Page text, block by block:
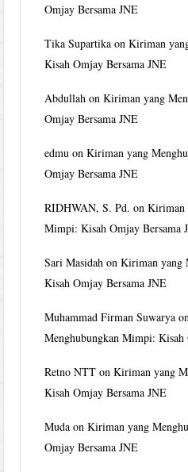
Omjay Bersama JNE
Tika Supartika onKiriman
Kisah Omjay Bersama JNE
Abdullah onKiriman yang
Omjay Bersama JNE
edmu onKiriman yang
Omjay Bersama JNE
RIDHWAN, S. Pd. onKiriman
Mimpi: Kisah Omjay Bersama
Sari Masidah onKiriman yang
Kisah Omjay Bersama JNE
Muhammad Firman Suwarya
Menghubungkan Mimpi: Kisah
Retno NTT onKiriman yang
Kisah Omjay Bersama JNE
Muda onKiriman yang
Omjay Bersama JNE